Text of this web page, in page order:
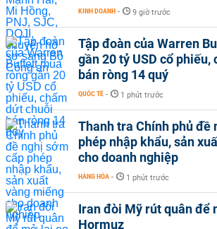
KINH DOANH - 9 giờ trước
Tập đoàn của Warren
gần 20 tỷ USD cổ
bán ròng 14 quý
QUỐC TẾ - 1 phút trước
Thanh tra Chính phủ đề
phép nhập khẩu, sản
cho doanh nghiệp
HÀNG HÓA - 1 phút trước
Iran đòi Mỹ rút quân để
Hormuz